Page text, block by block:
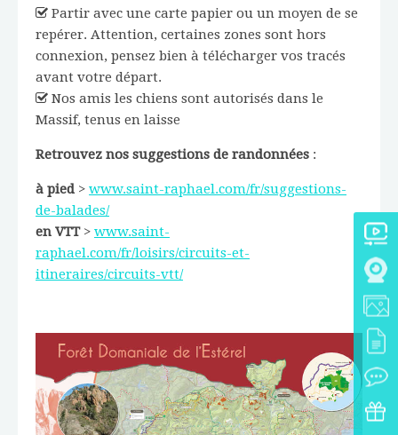
Partir avec une carte papier ou un moyen de se
repérer. Attention, certaines zones sont hors
connexion, pensez bien à télécharger vos tracés
avant votre départ.
Nos amis les chiens sont autorisés dans le
Massif, tenus en laisse
Retrouvez nos suggestions de randonnées :
à pied > www.saint-raphael.com/fr/suggestions-
de-balades/
en VTT> www.saint-
raphael.com/fr/loisirs/circuits-et-
itineraires/circuits-vtt/